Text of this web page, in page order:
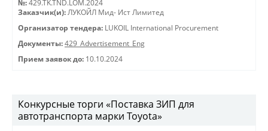
№: 429.TK.TND.LOM.2024
Заказчик(и): ЛУКОЙЛ Мид- Ист Лимитед
Организатор тендера: LUKOIL International Procurement
Документы: 429_Advertisement_Eng
Прием заявок до: 10.10.2024
Конкурсные торги «Поставка ЗИП для
автотранспорта марки Toyota»